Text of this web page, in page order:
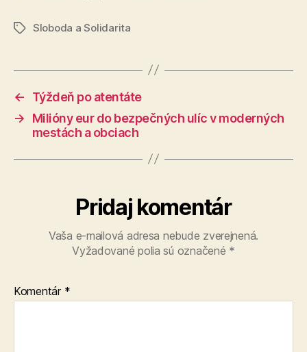
ZnačkySloboda a Solidarita
←
Týždeň po atentáte
→
Milióny eur do bezpečných ulíc v moderných
mestách a obciach
Pridaj komentár
Vaša e-mailová adresa nebude zverejnená.
Vyžadované polia sú označené *
Komentár *